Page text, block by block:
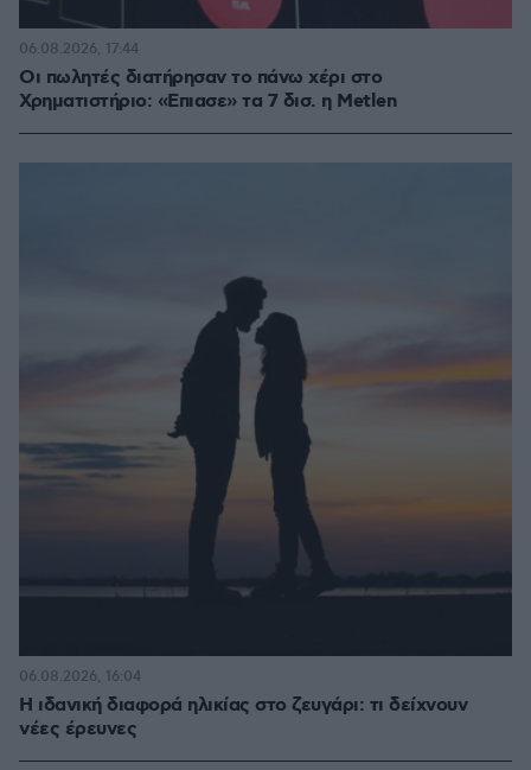
Οι πωλητές διατήρησαν το πάνω χέρι στο
Χρηματιστήριο: «Επιασε» τα 7 δισ. η Metlen
06.08.2026, 17:44
Η ιδανική διαφορά ηλικίας στο ζευγάρι: τι δείχνουν
νέες έρευνες
06.08.2026, 16:04